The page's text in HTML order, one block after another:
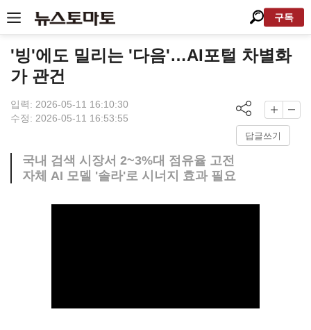
구독
'빙'에도 밀리는 '다음'…AI포털 차별화
가 관건
입력: 2026-05-11 16:10:30
수정: 2026-05-11 16:53:55
답글쓰기
국내 검색 시장서 2~3%대 점유율 고전
자체 AI 모델 '솔라'로 시너지 효과 필요